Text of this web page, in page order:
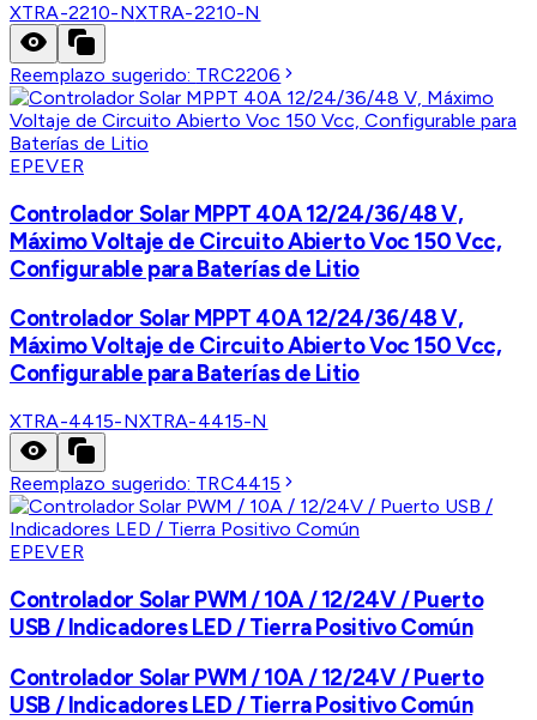
XTRA-2210-NXTRA-2210-N
Reemplazo sugerido: TRC2206
EPEVER
Controlador Solar MPPT 40A 12/24/36/48 V,
Máximo Voltaje de Circuito Abierto Voc 150 Vcc,
Configurable para Baterías de Litio
Controlador Solar MPPT 40A 12/24/36/48 V,
Máximo Voltaje de Circuito Abierto Voc 150 Vcc,
Configurable para Baterías de Litio
XTRA-4415-NXTRA-4415-N
Reemplazo sugerido: TRC4415
EPEVER
Controlador Solar PWM / 10A / 12/24V / Puerto
USB / Indicadores LED / Tierra Positivo Común
Controlador Solar PWM / 10A / 12/24V / Puerto
USB / Indicadores LED / Tierra Positivo Común